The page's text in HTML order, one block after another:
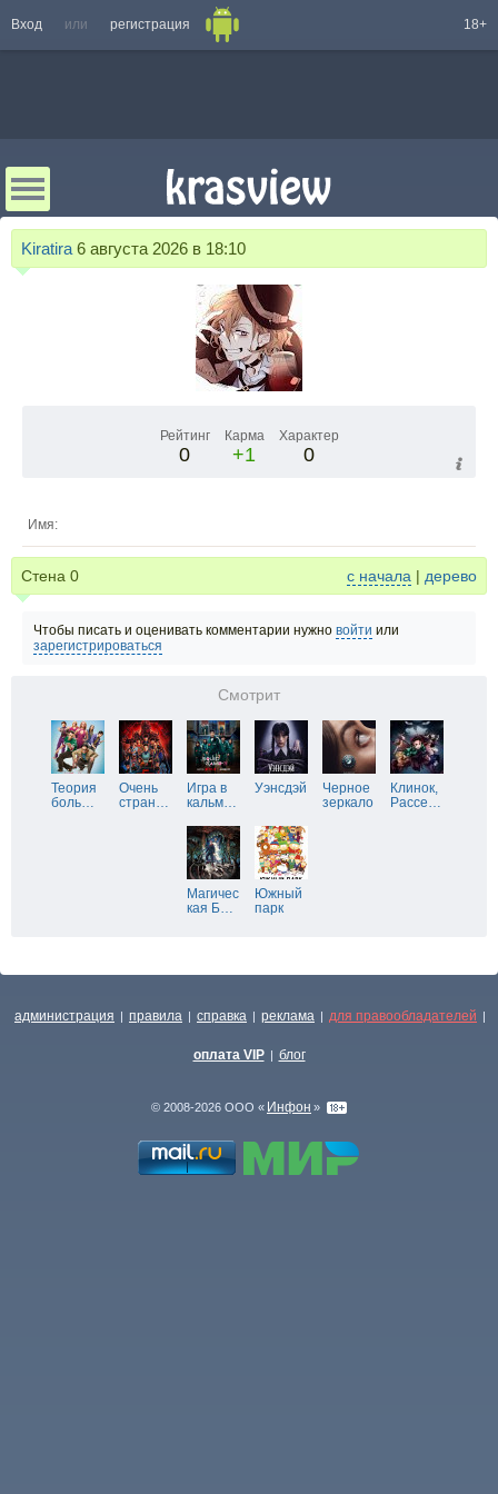
Вход или регистрация 18+
Kiratira 6 августа 2026 в 18:10
Рейтинг
0
Карма
+1
Характер
0
Имя:
Стена 0 с начала | дерево
Чтобы писать и оценивать комментарии нужно войти или
зарегистрироваться
Смотрит
Теория
боль…
Очень
стран…
Игра в
кальм…
Уэнсдэй
Черное
зеркало
Клинок,
Рассе…
Магичес
кая Б…
Южный
парк
администрация | правила | справка | реклама | для правообладателей |
оплата VIP | блог
© 2008-2026 ООО « Инфон »